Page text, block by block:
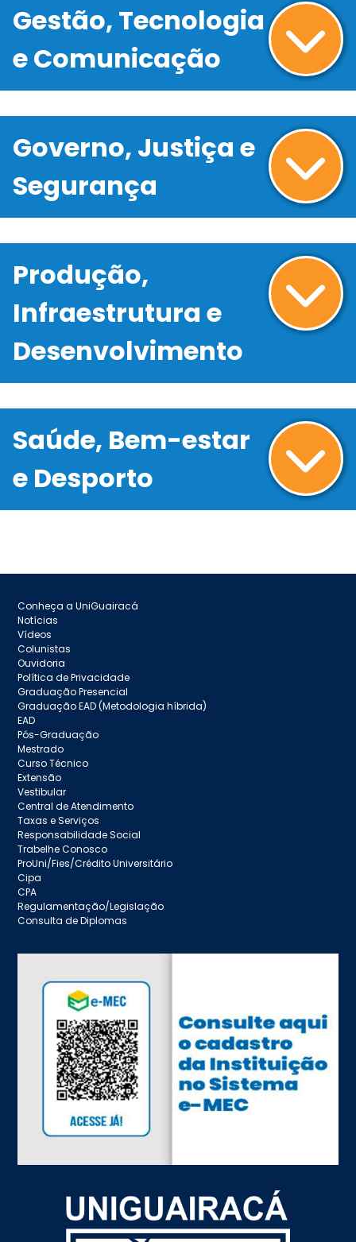
Gestão, Tecnologia
e Comunicação
Governo, Justiça e
Segurança
Produção,
Infraestrutura e
Desenvolvimento
Saúde, Bem-estar
e Desporto
Conheça a UniGuairacá
Notícias
Vídeos
Colunistas
Ouvidoria
Política de Privacidade
Graduação Presencial
Graduação EAD (Metodologia híbrida)
EAD
Pós-Graduação
Mestrado
Curso Técnico
Extensão
Vestibular
Central de Atendimento
Taxas e Serviços
Responsabilidade Social
Trabelhe Conosco
ProUni/Fies/Crédito Universitário
Cipa
CPA
Regulamentação/Legislação
Consulta de Diplomas